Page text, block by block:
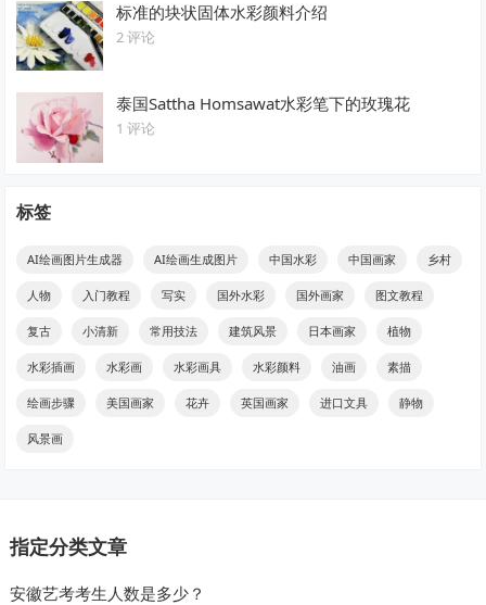
标准的块状固体水彩颜料介绍
2 评论
泰国Sattha Homsawat水彩笔下的玫瑰花
1 评论
标签
AI绘画图片生成器 AI绘画生成图片 中国水彩 中国画家 乡村
人物 入门教程 写实 国外水彩 国外画家 图文教程
复古 小清新 常用技法 建筑风景 日本画家 植物
水彩插画 水彩画 水彩画具 水彩颜料 油画 素描
绘画步骤 美国画家 花卉 英国画家 进口文具 静物
风景画
指定分类文章
安徽艺考考生人数是多少？